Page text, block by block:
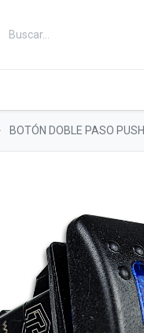
BOTÓN DOBLE PASO PUSH